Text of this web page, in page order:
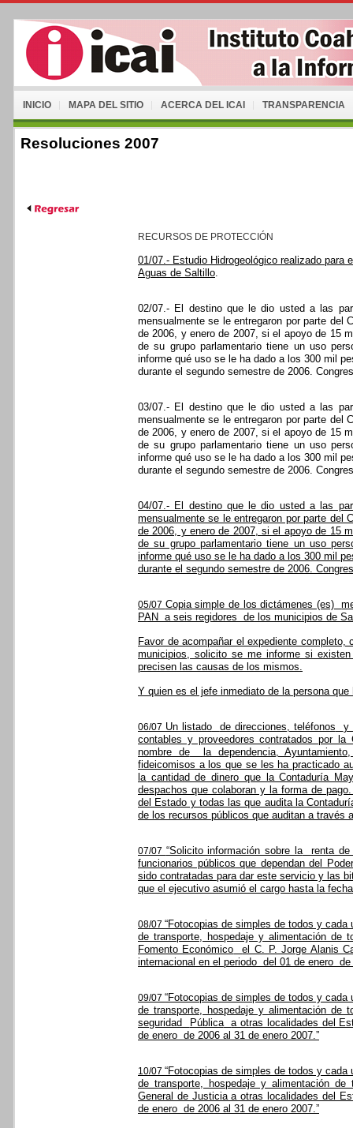
INICIO MAPA DEL SITIO ACERCA DEL ICAI TRANSPARENCIA
Resoluciones 2007
RECURSOS DE PROTECCIÓN
01/07.- Estudio Hidrogeológico realizado
Aguas de Saltillo.
02/07.- El destino que le dio usted a las
mensualmente se le entregaron por parte del
de 2006, y enero de 2007, si el apoyo de 15
de su grupo parlamentario tiene un uso
informe qué uso se le ha dado a los 300 mil
durante el segundo semestre de 2006.
03/07.- El destino que le dio usted a las
mensualmente se le entregaron por parte del
de 2006, y enero de 2007, si el apoyo de 15
de su grupo parlamentario tiene un uso
informe qué uso se le ha dado a los 300 mil
durante el segundo semestre de 2006.
04/07.- El destino que le dio usted a las
mensualmente se le entregaron por parte del
de 2006, y enero de 2007, si el apoyo de 15
de su grupo parlamentario tiene un uso
informe qué uso se le ha dado a los 300 mil
durante el segundo semestre de 2006.
05/07 Copia simple de los dictámenes (es)
PAN a seis regidores de los municipios de
Favor de acompañar el expediente
municipios, solicito se me informe si
precisen las causas de los mismos.
Y quien es el jefe inmediato de la persona
06/07 Un listado de direcciones, teléfonos
y
contables y proveedores contratados por
nombre de
la dependencia,
fideicomisos a los que se les ha practicado
la cantidad de dinero que la Contaduría
despachos que colaboran y la forma de
del Estado y todas las que audita la
de los recursos públicos que auditan a través
07/07 “Solicito información sobre la
renta
funcionarios públicos que dependan del
sido contratadas para dar este servicio y las
que el ejecutivo asumió el cargo hasta la
08/07“Fotocopias de simples de todos y
de transporte, hospedaje y alimentación de
Fomento Económico
el C. P. Jorge Alanis
internacional en el periodo del 01 de enero de
09/07“Fotocopias de simples de todos y
de transporte, hospedaje y alimentación de
seguridad
Pública
a otras localidades del
de enero de 2006 al 31 de enero 2007.”
10/07“Fotocopias de simples de todos y
de transporte, hospedaje y alimentación
General de Justicia a otras localidades del
de enero de 2006 al 31 de enero 2007.”